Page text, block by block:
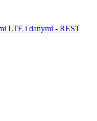
LTE i danymi - REST